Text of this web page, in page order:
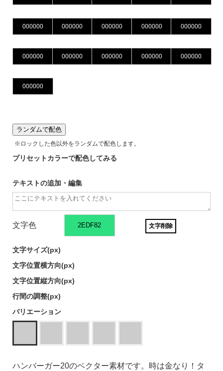
ランダムで配色
※ロックした色以外をランダムで配色します。
プリセットカラーで配色してみる
テキストの追加・編集
文字色 文字削除
文字サイズ(px)
文字位置横方向(px)
文字位置縦方向(px)
行間の調整(px)
バリエーション
ハンバーガー20のベクター素材です。時は金なり！タ